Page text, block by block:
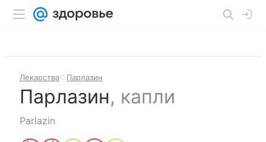
Лекарства Парлазин
Парлазин, капли
Parlazin